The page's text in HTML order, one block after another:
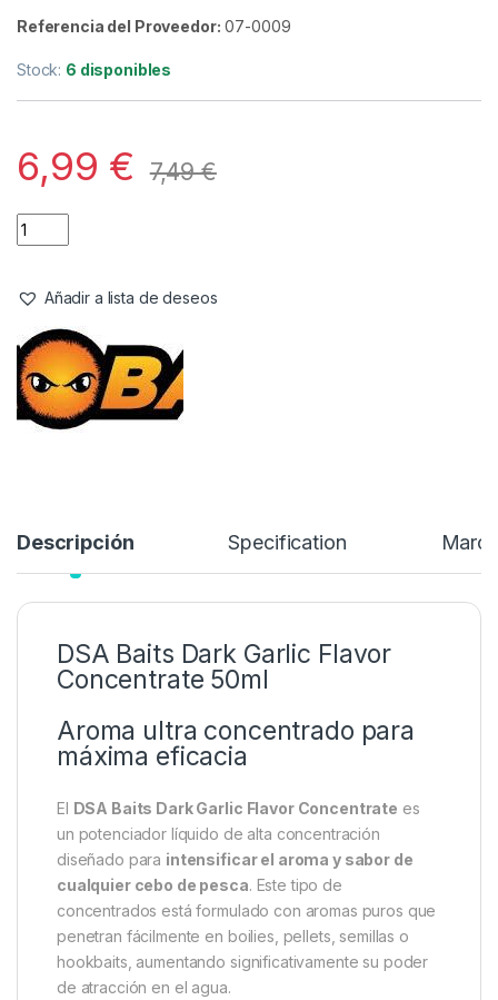
Referencia del Proveedor: 07-0009
Stock: 6 disponibles
6,99 € 7,49€
Añadir a lista de deseos
Descripción Specification Marca
DSA Baits Dark Garlic Flavor
Concentrate 50ml
Aroma ultra concentrado para
máxima eficacia
El DSA Baits Dark Garlic Flavor Concentrate es
un potenciador líquido de alta concentración
diseñado para intensificar el aroma y sabor de
cualquier cebo de pesca. Este tipo de
concentrados está formulado con aromas puros que
penetran fácilmente en boilies, pellets, semillas o
hookbaits, aumentando significativamente su poder
de atracción en el agua.